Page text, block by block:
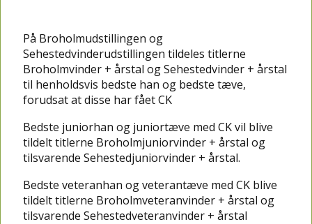
På Broholmudstillingen og
Sehestedvinderudstillingen tildeles titlerne
Broholmvinder + årstal og Sehestedvinder + årstal
til henholdsvis bedste han og bedste tæve,
forudsat at disse har fået CK
Bedste juniorhan og juniortæve med CK vil blive
tildelt titlerne Broholmjuniorvinder + årstal og
tilsvarende Sehestedjuniorvinder + årstal.
Bedste veteranhan og veterantæve med CK blive
tildelt titlerne Broholmveteranvinder + årstal og
tilsvarende Sehestedveteranvinder + årstal